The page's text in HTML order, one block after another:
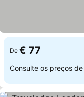
De € 77
Consulte os preços de